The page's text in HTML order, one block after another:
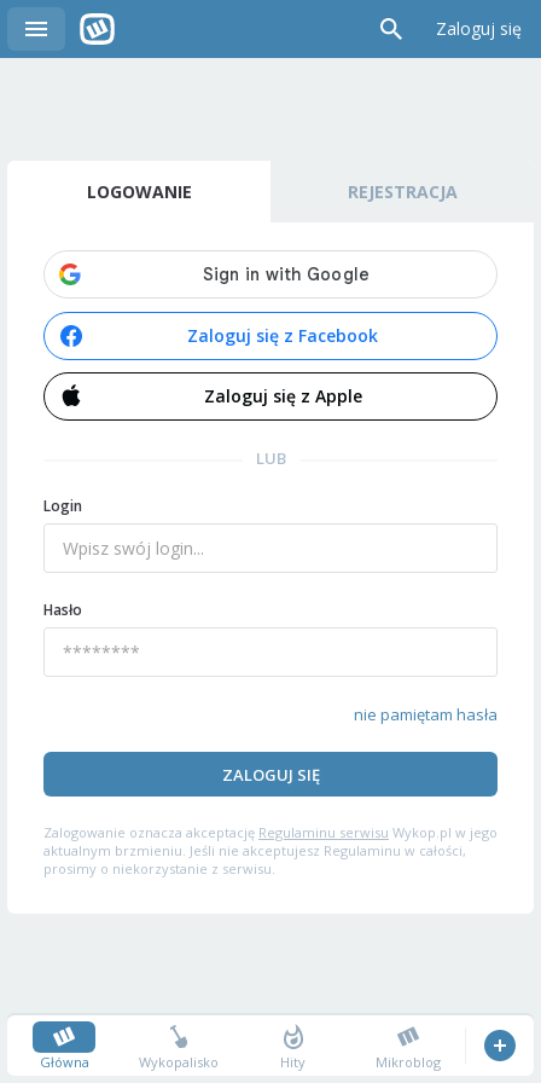
Zaloguj się
LOGOWANIE REJESTRACJA
Zaloguj się z Facebook
Zaloguj się z Apple
LUB
Login
Hasło
nie pamiętam hasła
ZALOGUJ SIĘ
Zalogowanie oznacza akceptację Regulaminu serwisu Wykop.pl w jego
aktualnym brzmieniu. Jeśli nie akceptujesz Regulaminu w całości,
prosimy o niekorzystanie z serwisu.
Główna Wykopalisko Hity Mikroblog